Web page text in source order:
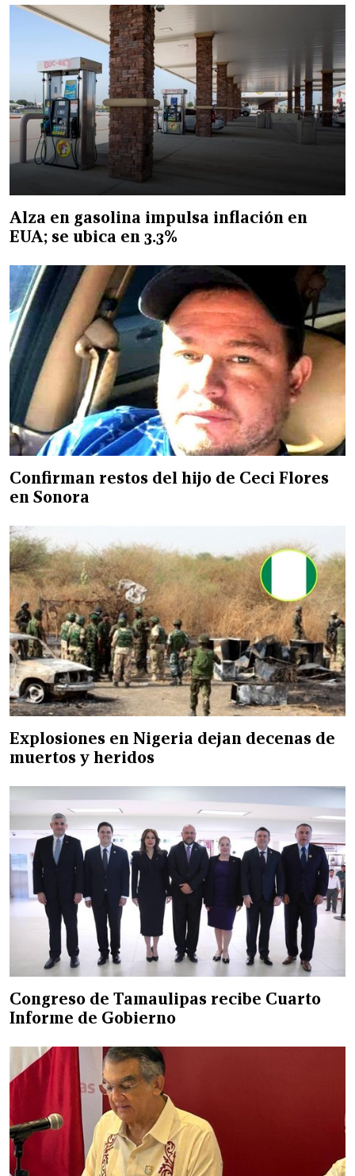
Alza en gasolina impulsa inflación en
EUA; se ubica en 3.3%
Confirman restos del hijo de Ceci Flores
en Sonora
Explosiones en Nigeria dejan decenas de
muertos y heridos
Congreso de Tamaulipas recibe Cuarto
Informe de Gobierno